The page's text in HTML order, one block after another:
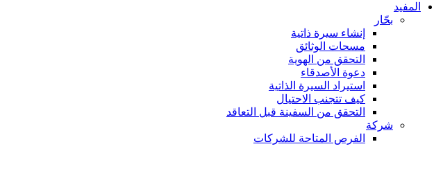
المفيد
بحّار
إنشاء سيرة ذاتية
مسحات الوثائق
التحقق من الهوية
دعوة الأصدقاء
استيراد السيرة الذاتية
كيف تتجنب الاحتيال
التحقق من السفينة قبل التعاقد
شركة
الفرص المتاحة للشركات